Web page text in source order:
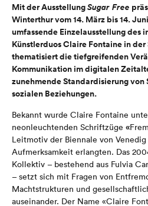
Mit der AusstellungSugar Free
Winterthur vom 14. März bis 14.
umfassende Einzelausstellung des
Künstlerduos Claire Fontaine in
thematisiert die tiefgreifenden
Kommunikation im digitalen
zunehmende Standardisierung von
sozialen Beziehungen.
Bekannt wurde Claire Fontaine
neonleuchtenden Schriftzüge «
Leitmotiv der Biennale von
Aufmerksamkeit erlangten. Das
Kollektiv – bestehend aus Fulvia
– setzt sich mit Fragen von
Machtstrukturen und
auseinander. Der Name «Claire